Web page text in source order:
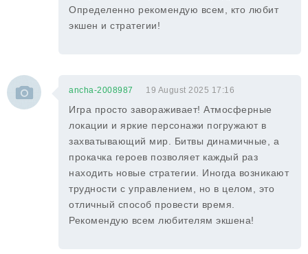
Определенно рекомендую всем, кто любит
экшен и стратегии!
ancha-2008987 19 August 2025 17:16
Игра просто завораживает! Атмосферные
локации и яркие персонажи погружают в
захватывающий мир. Битвы динамичные, а
прокачка героев позволяет каждый раз
находить новые стратегии. Иногда возникают
трудности с управлением, но в целом, это
отличный способ провести время.
Рекомендую всем любителям экшена!